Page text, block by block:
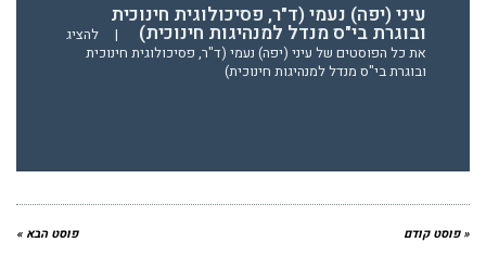
עיני (יפה) נעמי (ד"ר, פסיכולוגית חינוכית
ובוגרת בי"ס מנדל למנהיגות חינוכית) |
להציג
את כל הפוסטים של עיני (יפה) נעמי (ד"ר, פסיכולוגית חינוכית
ובוגרת בי"ס מנדל למנהיגות חינוכית)
« פוסט קודם פוסט הבא »